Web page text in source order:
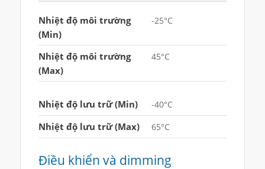
Nhiệt độ môi trường
(Min)
-25°C
Nhiệt độ môi trường
(Max)
45°C
Nhiệt độ lưu trữ (Min) -40°C
Nhiệt độ lưu trữ (Max) 65°C
Điều khiển và dimming